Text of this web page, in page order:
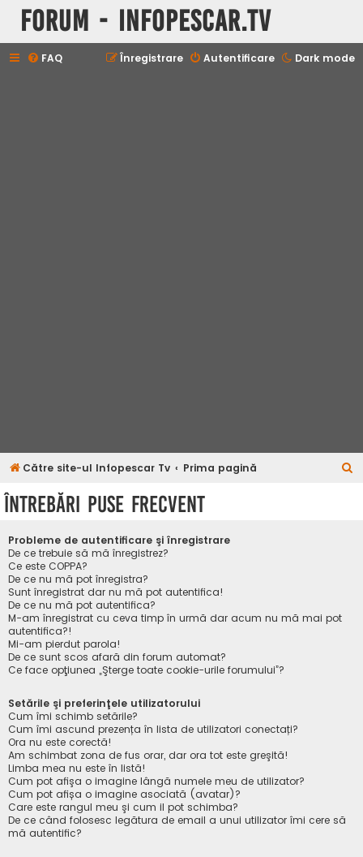
Forum - InfoPescar.Tv
Dark mode
FAQ Autentificare
Înregistrare
Către site-ul Infopescar Tv Prima pagină
Întrebări puse frecvent
Probleme de autentificare şi înregistrare
De ce trebuie să mă înregistrez?
Ce este COPPA?
De ce nu mă pot înregistra?
Sunt înregistrat dar nu mă pot autentifica!
De ce nu mă pot autentifica?
M-am înregistrat cu ceva timp în urmă dar acum nu mă mai pot
autentifica?!
Mi-am pierdut parola!
De ce sunt scos afară din forum automat?
Ce face opţiunea „Şterge toate cookie-urile forumului”?
Setările şi preferinţele utilizatorului
Cum îmi schimb setările?
Cum îmi ascund prezența în lista de utilizatori conectați?
Ora nu este corectă!
Am schimbat zona de fus orar, dar ora tot este greşită!
Limba mea nu este în listă!
Cum pot afişa o imagine lângă numele meu de utilizator?
Cum pot afișa o imagine asociată (avatar)?
Care este rangul meu şi cum il pot schimba?
De ce când folosesc legătura de email a unui utilizator îmi cere să
mă autentific?